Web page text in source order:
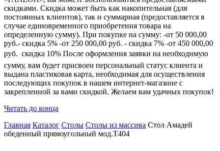
скидками. Скидка может быть как накопительная (для
постоянных клиентов), так и суммарная (предоставляется в
случае единовременного приобретения товара на
определенную сумму). При покупке на сумму: -от 50 000,00
руб.- скидка 5% -от 250 000,00 руб. - скидка 7% -от 450 000,00
руб.  скидка 10% После оформления заявки на необходимую
сумму, вам будет присвоен персональный статус клиента и
выдана пластиковая карта, необходимая для осуществления
последующих покупок в нашем интернет-магазине с
закрепленной за вами скидкой. Желаем вам удачных покупок!
Читать до конца
Главная Каталог Столы Столы из массива Стол Амадей
обеденный прямоугольный мод.T404